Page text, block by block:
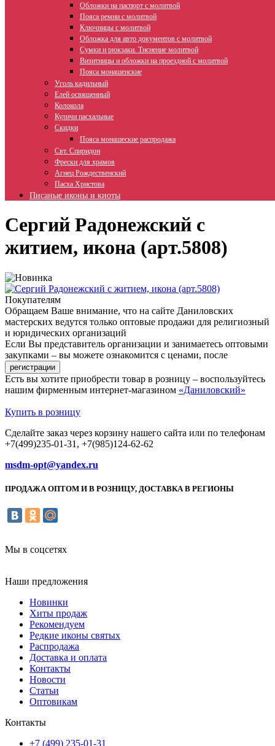
Обложки на паспорт с молитвой
Пояса ремни с молитвой
Ключницы с молитвой
Обложка для авто документов с молитвой
Сумки и рюкзаки. Тиснение молитвой
Визитницы и обложки на проездной с молитвой
Пояса монашенские
Уголь кадильный
Елей освященный
Колокола
Куличи пасхальные
Скидки
Пояса монашеские распродажа
Свт. Спиридон
Фрески для храмов
Агнец Рождественский
Пасха Христова
Писаные иконы и киоты
Сергий Радонежский с
житием, икона (арт.5808)
Покупателям
Обращаем Ваше внимание, что на сайте Даниловских
мастерских ведутся только оптовые продажи для религиозный
и юридических организаций
Если Вы представитель организации и занимаетесь оптовыми
закупками – вы можете ознакомится с ценами, после
Есть вы хотите приобрести товар в розницу – воспользуйтесь
нашим фирменным интернет-магазином «Даниловский»
Купить в розницу
Сделайте заказ через корзину нашего сайта или по телефонам
+7(499)235-01-31, +7(985)124-62-62
msdm-opt@yandex.ru
ПРОДАЖА ОПТОМ И В РОЗНИЦУ, ДОСТАВКА В РЕГИОНЫ
Мы в соцсетях
Наши предложения
Новинки
Хиты продаж
Рекомендуем
Редкие иконы святых
Распродажа
Доставка и оплата
Контакты
Новости
Статьи
Оптовикам
Контакты
+7 (499) 235-01-31